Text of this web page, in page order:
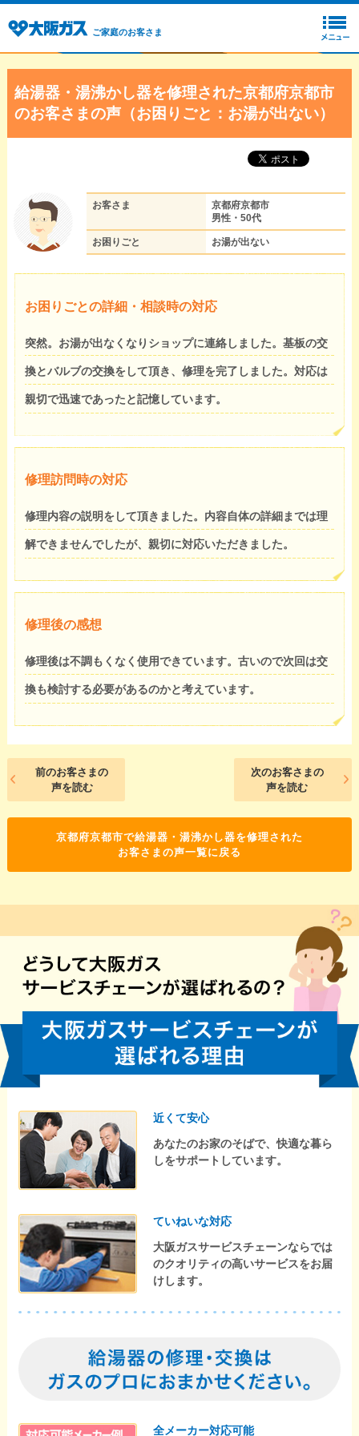
ご家庭のお客さま
給湯器・湯沸かし器を修理された京都府京都市
のお客さまの声（お困りごと：お湯が出ない）
お客さま
京都府京都市
男性・50代
お困りごと お湯が出ない
お困りごとの詳細・相談時の対応
突然。お湯が出なくなりショップに連絡しました。基板の交
換とバルブの交換をして頂き、修理を完了しました。対応は
親切で迅速であったと記憶しています。
修理訪問時の対応
修理内容の説明をして頂きました。内容自体の詳細までは理
解できませんでしたが、親切に対応いただきました。
修理後の感想
修理後は不調もくなく使用できています。古いので次回は交
換も検討する必要があるのかと考えています。
前のお客さまの
声を読む
次のお客さまの
声を読む
京都府京都市で給湯器・湯沸かし器を修理された
お客さまの声一覧に戻る
近くて安心
あなたのお家のそばで、快適な暮ら
しをサポートしています。
ていねいな対応
大阪ガスサービスチェーンならでは
のクオリティの高いサービスをお届
けします。
全メーカー対応可能